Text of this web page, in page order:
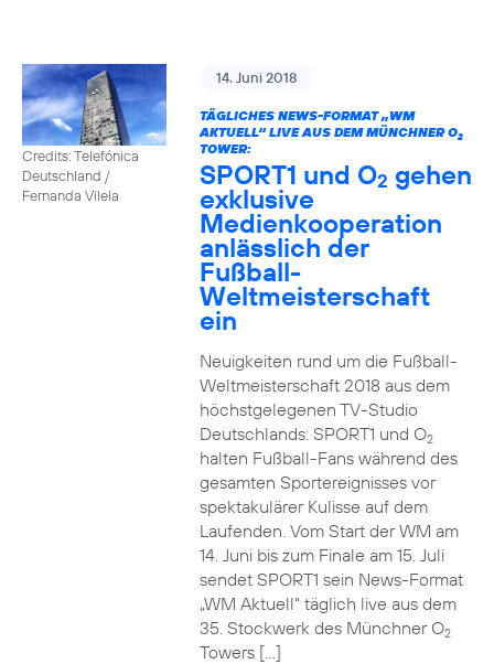
Credits: Telefónica
Deutschland /
Fernanda Vilela
14. Juni 2018
TÄGLICHES NEWS-FORMAT „WM
AKTUELL“ LIVE AUS DEM MÜNCHNER O2
TOWER:
SPORT1 und O2 gehen
exklusive
Medienkooperation
anlässlich der
Fußball-
Weltmeisterschaft
ein
Neuigkeiten rund um die Fußball-
Weltmeisterschaft 2018 aus dem
höchstgelegenen TV-Studio
Deutschlands: SPORT1 und O2
halten Fußball-Fans während des
gesamten Sportereignisses vor
spektakulärer Kulisse auf dem
Laufenden. Vom Start der WM am
14. Juni bis zum Finale am 15. Juli
sendet SPORT1 sein News-Format
„WM Aktuell“ täglich live aus dem
35. Stockwerk des Münchner O2
Towers […]